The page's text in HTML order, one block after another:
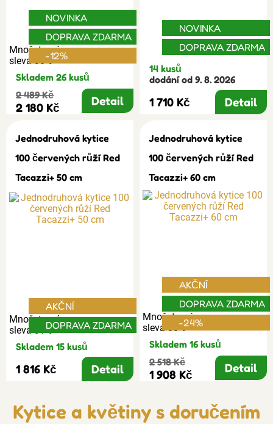
Množstevní
sleva 30%
NOVINKA
DOPRAVA ZDARMA
-12%
Skladem 26 kusů
2 489 Kč
2 180 Kč Detail
NOVINKA
DOPRAVA ZDARMA
14 kusů
dodání od 9. 8. 2026
1 710 Kč Detail
Jednodruhová kytice
100 červených růží Red
Tacazzi+ 50 cm
Množstevní
sleva 31%
AKČNÍ
DOPRAVA ZDARMA
Skladem 15 kusů
1 816 Kč Detail
Jednodruhová kytice
100 červených růží Red
Tacazzi+ 60 cm
Množstevní
sleva 30%
AKČNÍ
DOPRAVA ZDARMA
-24%
Skladem 16 kusů
2 518 Kč
1 908 Kč Detail
Kytice a květiny s doručením